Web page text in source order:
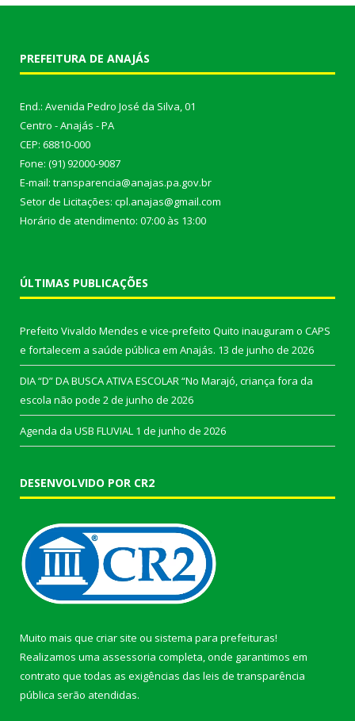
PREFEITURA DE ANAJÁS
End.: Avenida Pedro José da Silva, 01
Centro - Anajás - PA
CEP: 68810-000
Fone: (91) 92000-9087
E-mail: transparencia@anajas.pa.gov.br
Setor de Licitações: cpl.anajas@gmail.com
Horário de atendimento: 07:00 às 13:00
ÚLTIMAS PUBLICAÇÕES
Prefeito Vivaldo Mendes e vice-prefeito Quito inauguram o CAPS
e fortalecem a saúde pública em Anajás. 13 de junho de 2026
DIA “D” DA BUSCA ATIVA ESCOLAR “No Marajó, criança fora da
escola não pode 2 de junho de 2026
Agenda da USB FLUVIAL 1 de junho de 2026
DESENVOLVIDO POR CR2
Muito mais que criar site ou sistema para prefeituras!
Realizamos uma assessoria completa, onde garantimos em
contrato que todas as exigências das leis de transparência
pública serão atendidas.